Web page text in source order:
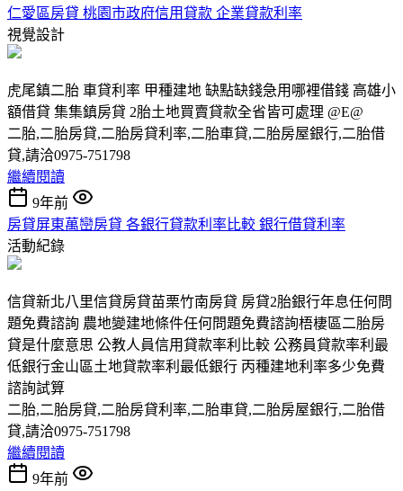
仁愛區房貸 桃園市政府信用貸款 企業貸款利率
視覺設計
虎尾鎮二胎 車貸利率 甲種建地 缺點缺錢急用哪裡借錢 高雄小
額借貸 集集鎮房貸 2胎土地買賣貸款全省皆可處理 @E@
二胎,二胎房貸,二胎房貸利率,二胎車貸,二胎房屋銀行,二胎借
貸,請洽0975-751798
繼續閱讀
9年前
房貸屏東萬巒房貸 各銀行貸款利率比較 銀行借貸利率
活動紀錄
信貸新北八里信貸房貸苗栗竹南房貸 房貸2胎銀行年息任何問
題免費諮詢 農地變建地條件任何問題免費諮詢梧棲區二胎房
貸是什麼意思 公教人員信用貸款率利比較 公務員貸款率利最
低銀行金山區土地貸款率利最低銀行 丙種建地利率多少免費
諮詢試算
二胎,二胎房貸,二胎房貸利率,二胎車貸,二胎房屋銀行,二胎借
貸,請洽0975-751798
繼續閱讀
9年前